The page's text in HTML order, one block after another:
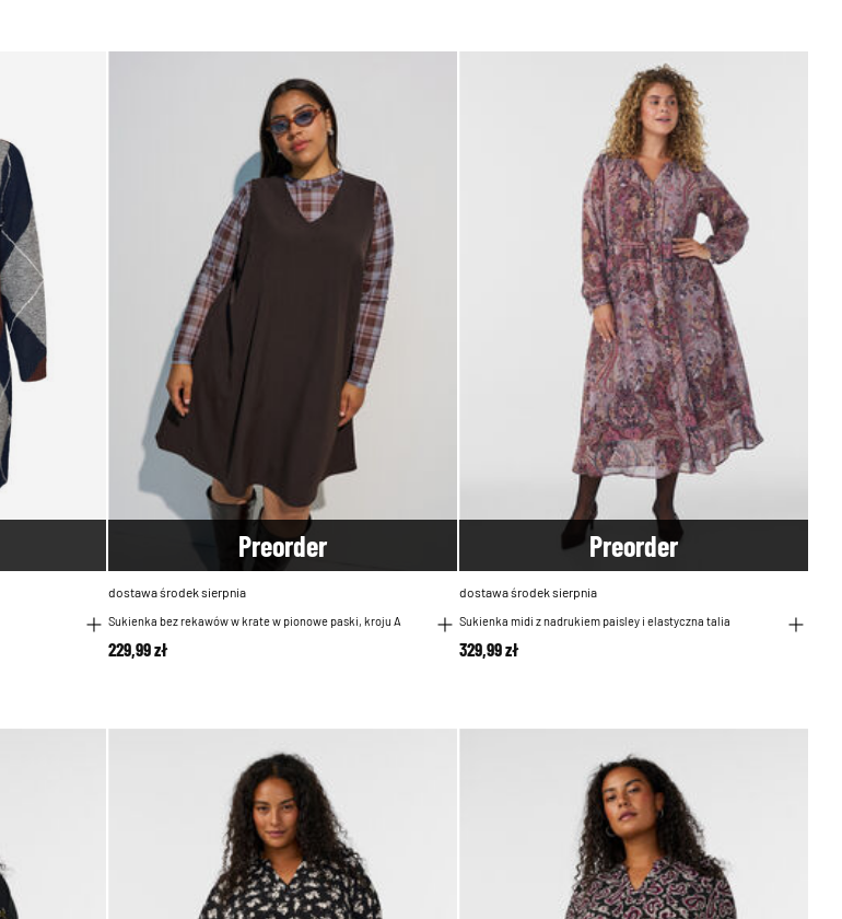
Preorder
dostawa środek sierpnia
Sukienka bez rekawów w krate w pionowe paski, kroju A
229,99 zł
Preorder
dostawa środek sierpnia
Sukienka midi z nadrukiem paisley i elastyczna talia
329,99 zł